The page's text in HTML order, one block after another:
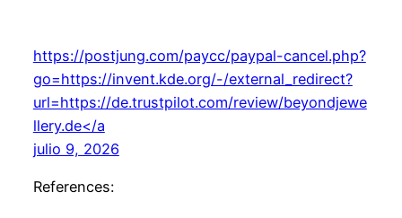
https://postjung.com/paycc/paypal-cancel.php?
go=https://invent.kde.org/-/external_redirect?
url=https://de.trustpilot.com/review/beyondjewe
llery.de</a
julio 9, 2026
References: